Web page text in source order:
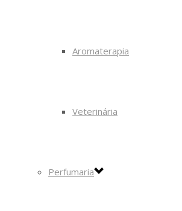
Aromaterapia
Veterinária
Perfumaria